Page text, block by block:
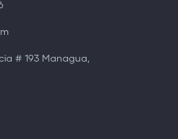
# 193 Managua,